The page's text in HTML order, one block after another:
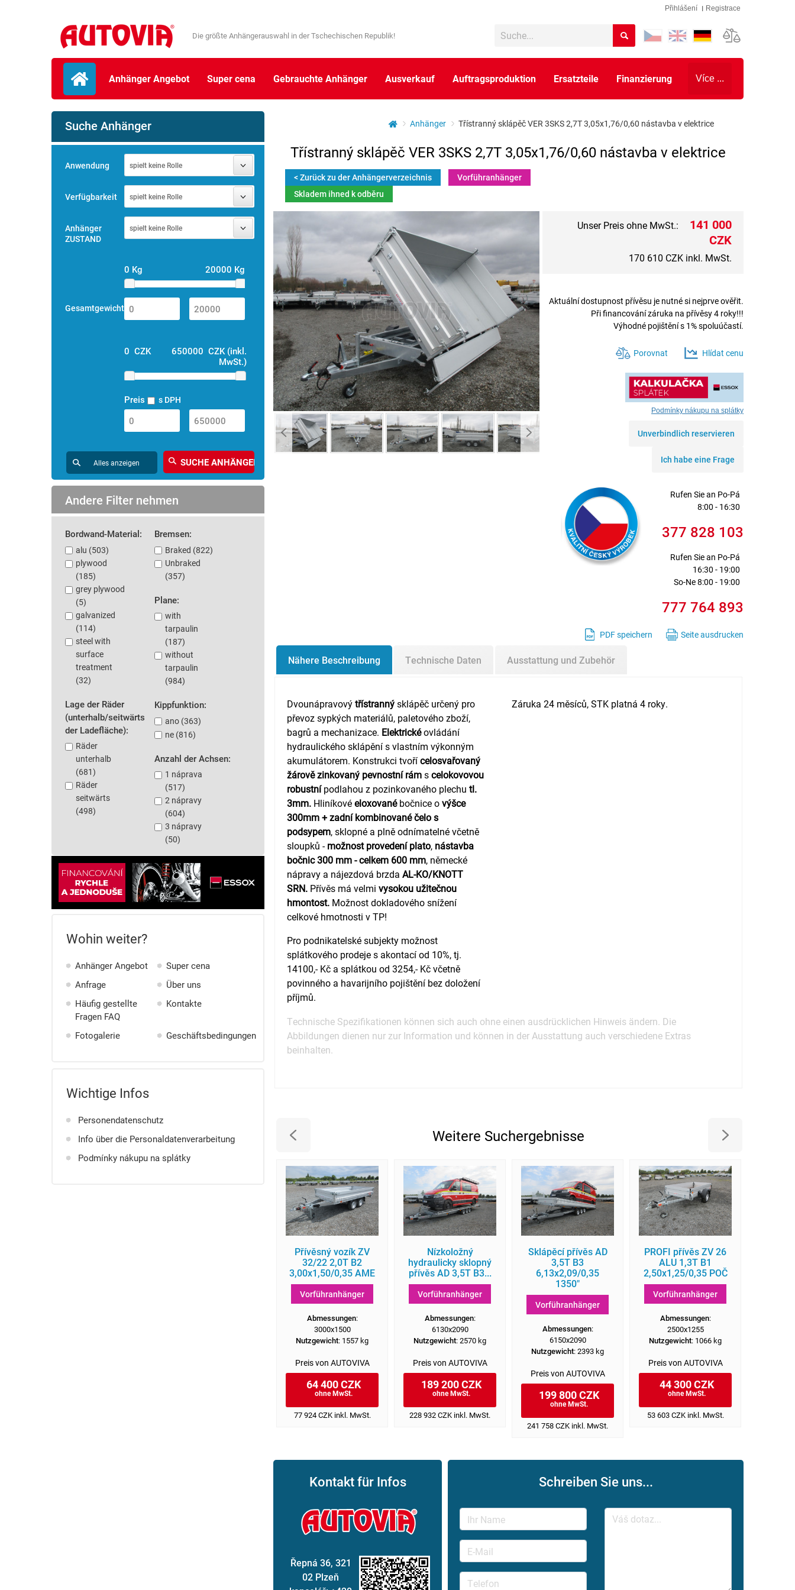
Přihlášení Registrace
Die größte Anhängerauswahl in der Tschechischen Republik!
Anhänger Angebot Super cena Gebrauchte Anhänger Ausverkauf Auftragsproduktion Ersatzteile Finanzierung Více ...
Anhänger Třístranný sklápěč VER 3SKS 2,7T 3,05x1,76/0,60 nástavba v elektrice
Suche Anhänger
Anwendung spielt keine Rolle
Verfügbarkeit spielt keine Rolle
Anhänger
ZUSTAND
spielt keine Rolle
Gesamtgewicht
0 Kg 20000 Kg
0 CZK
650000 CZK (inkl.
MwSt.)
Preis s DPH
Alles anzeigen
Andere Filter nehmen
Bordwand-Material:
alu (503)
plywood
(185)
grey plywood
(5)
galvanized
(114)
steel with
surface
treatment
(32)
Lage der Räder
(unterhalb/seitwärts
der Ladefläche):
Räder
unterhalb
(681)
Räder
seitwärts
(498)
Bremsen:
Braked (822)
Unbraked
(357)
Plane:
with
tarpaulin
(187)
without
tarpaulin
(984)
Kippfunktion:
ano (363)
ne (816)
Anzahl der Achsen:
1 náprava
(517)
2 nápravy
(604)
3 nápravy
(50)
Wohin weiter?
Anhänger Angebot
Super cena
Anfrage
Über uns
Häufig gestellte
Fragen FAQ
Kontakte
Fotogalerie Geschäftsbedingungen
Wichtige Infos
Personendatenschutz
Info über die Personaldatenverarbeitung
Podmínky nákupu na splátky
Třístranný sklápěč VER 3SKS 2,7T 3,05x1,76/0,60 nástavba v elektrice
< Zurück zu der Anhängerverzeichnis
Vorführanhänger
Skladem ihned k odběru
Unser Preis ohne MwSt.:
141 000
CZK
170 610 CZK inkl. MwSt.
Aktuální dostupnost přívěsu je nutné si nejprve ověřit.
Při financování záruka na přívěsy 4 roky!!!
Výhodné pojištění s 1% spoluúčastí.
Porovnat Hlídat cenu
Podmínky nákupu na splátky
Unverbindlich reservieren
Ich habe eine Frage
Rufen Sie an Po-Pá
8:00 - 16:30
377 828 103
Rufen Sie an Po-Pá
16:30 - 19:00
So-Ne 8:00 - 19:00
777 764 893
PDF speichern Seite ausdrucken
Nähere Beschreibung Technische Daten Ausstattung und Zubehör
Dvounápravovýtřístrannýsklápěč určený pro
převoz sypkých materiálů, paletového zboží,
bagrů a mechanizace. Elektrickéovládání
hydraulického sklápění s vlastním výkonným
akumulátorem. Konstrukci tvořícelosvařovaný
žárově zinkovaný pevnostní rámscelokovovou
robustnípodlahou z pozinkovaného plechu tl.
3mm. Hliníkovéeloxovanébočnice ovýšce
300mm + zadní kombinované čelo s
podsypem, sklopné a plně odnímatelné včetně
sloupků -možnost provedení plato, nástavba
bočnic 300 mm - celkem 600 mm, německé
nápravy a nájezdová brzdaAL-KO/KNOTT
SRN. Přívěs má velmi vysokou užitečnou
hmontost. Možnost dokladového snížení
celkové hmotnosti v TP!
Záruka 24 měsíců, STK platná 4 roky.
Pro podnikatelské subjekty možnost
splátkového prodeje s akontací od 10%, tj.
14100,- Kč a splátkou od 3254,- Kč včetně
povinného a havarijního pojištění bez doložení
příjmů.
Technische Spezifikationen können sich auch ohne einen ausdrücklichen Hinweis ändern. Die
Abbildungen dienen nur zur Information und können in der Ausstattung auch verschiedene Extras
beinhalten.
Weitere Suchergebnisse
Přívěsný vozík ZV
32/22 2,0T B2
3,00x1,50/0,35 AME
Vorführanhänger
Abmessungen:
3000x1500
Nutzgewicht: 1557 kg
Preis von AUTOVIVA
64 400 CZK
ohne MwSt.
77 924 CZK inkl. MwSt.
Nízkoložný
hydraulicky sklopný
přívěs AD 3,5T B3...
Vorführanhänger
Abmessungen:
6130x2090
Nutzgewicht: 2570 kg
Preis von AUTOVIVA
189 200 CZK
ohne MwSt.
228 932 CZK inkl. MwSt.
Sklápěcí přívěs AD
3,5T B3
6,13x2,09/0,35
1350"
Vorführanhänger
Abmessungen:
6150x2090
Nutzgewicht: 2393 kg
Preis von AUTOVIVA
199 800 CZK
ohne MwSt.
241 758 CZK inkl. MwSt.
PROFI přívěs ZV 26
ALU 1,3T B1
2,50x1,25/0,35 POČ
Vorführanhänger
Abmessungen:
2500x1255
Nutzgewicht: 1066 kg
Preis von AUTOVIVA
44 300 CZK
ohne MwSt.
53 603 CZK inkl. MwSt.
Kontakt für Infos
Řepná 36, 321
02 Plzeň
Schreiben Sie uns...